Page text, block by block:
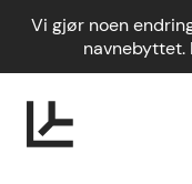
Vi gjør noen
navnebyttet.